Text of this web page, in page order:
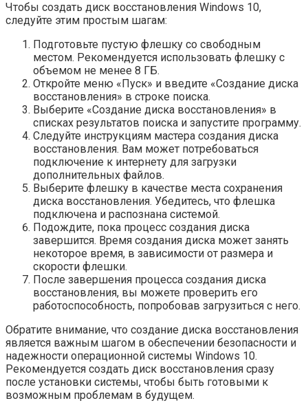
Чтобы создать диск восстановления Windows 10,
следуйте этим простым шагам:
Подготовьте пустую флешку со свободным
местом. Рекомендуется использовать флешку с
объемом не менее 8 ГБ.
Откройте меню «Пуск» и введите «Создание диска
восстановления» в строке поиска.
Выберите «Создание диска восстановления» в
списках результатов поиска и запустите программу.
Следуйте инструкциям мастера создания диска
восстановления. Вам может потребоваться
подключение к интернету для загрузки
дополнительных файлов.
Выберите флешку в качестве места сохранения
диска восстановления. Убедитесь, что флешка
подключена и распознана системой.
Подождите, пока процесс создания диска
завершится. Время создания диска может занять
некоторое время, в зависимости от размера и
скорости флешки.
После завершения процесса создания диска
восстановления, вы можете проверить его
работоспособность, попробовав загрузиться с него.
Обратите внимание, что создание диска восстановления
является важным шагом в обеспечении безопасности и
надежности операционной системы Windows 10.
Рекомендуется создать диск восстановления сразу
после установки системы, чтобы быть готовыми к
возможным проблемам в будущем.